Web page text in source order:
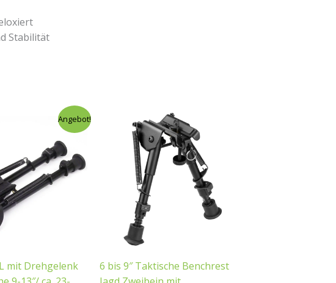
Stabilität
Angebot!
mit Drehgelenk
6 bis 9″ Taktische Benchrest